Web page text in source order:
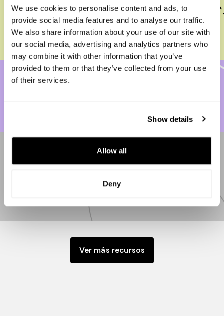
We use cookies to personalise content and ads, to
provide social media features and to analyse our traffic.
We also share information about your use of our site with
our social media, advertising and analytics partners who
may combine it with other information that you’ve
provided to them or that they’ve collected from your use
of their services.
Show details
Allow all
Deny
Capboard en español.
Leer más
🔒 Capboard.io: Seguridad Avanzada 🔐
Cómo funciona la firma digital en
Ver más recursos